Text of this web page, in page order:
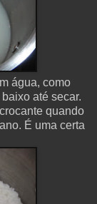
água, como
até secar.
quando
É uma certa